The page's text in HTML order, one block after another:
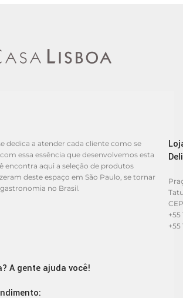
dedica a atender cada cliente como se
essa essência que desenvolvemos esta
encontra aqui a seleção de produtos
deste espaço em São Paulo, se tornar
no Brasil.
+55
+55
A gente ajuda você!